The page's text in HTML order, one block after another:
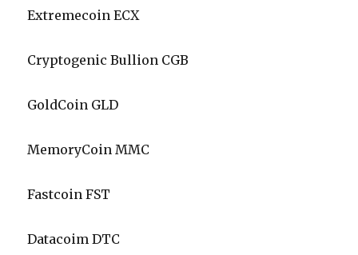
Extremecoin ECX
Cryptogenic Bullion CGB
GoldCoin GLD
MemoryCoin MMC
Fastcoin FST
Datacoim DTC